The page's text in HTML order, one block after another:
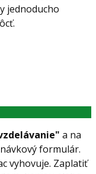
jednoducho
a na
formulár.
vyhovuje. Zaplatiť